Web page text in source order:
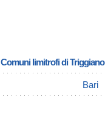
Comuni limitrofi di Triggiano
Bari